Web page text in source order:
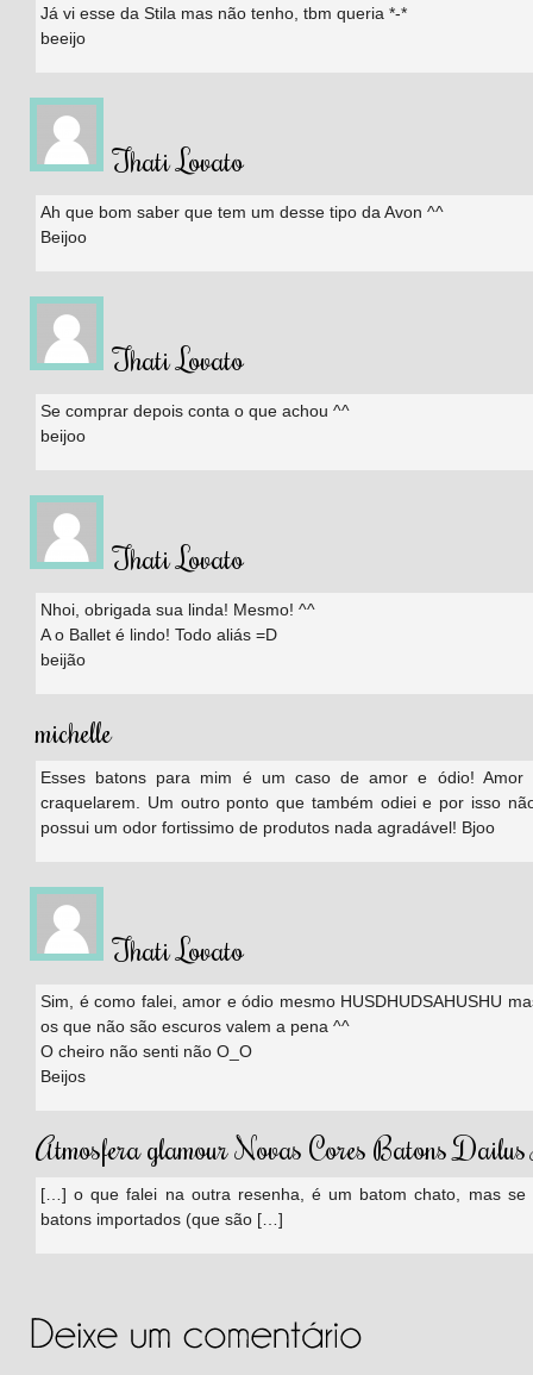
Já vi esse da Stila mas não tenho, tbm queria *-*
beeijo
Thati Lovato
Ah que bom saber que tem um desse tipo da Avon ^^
Beijoo
Thati Lovato
Se comprar depois conta o que achou ^^
beijoo
Thati Lovato
Nhoi, obrigada sua linda! Mesmo! ^^
A o Ballet é lindo! Todo aliás =D
beijão
michelle
Esses batons para mim é um caso de amor e ódio!
craquelarem. Um outro ponto que também odiei e por isso
possui um odor fortissimo de produtos nada agradável! Bjoo
Thati Lovato
Sim, é como falei, amor e ódio mesmo HUSDHUDSAHUSHU
os que não são escuros valem a pena ^^
O cheiro não senti não O_O
Beijos
Atmosfera glamour Novas Cores Batons
[…] o que falei na outra resenha, é um batom chato, mas
batons importados (que são […]